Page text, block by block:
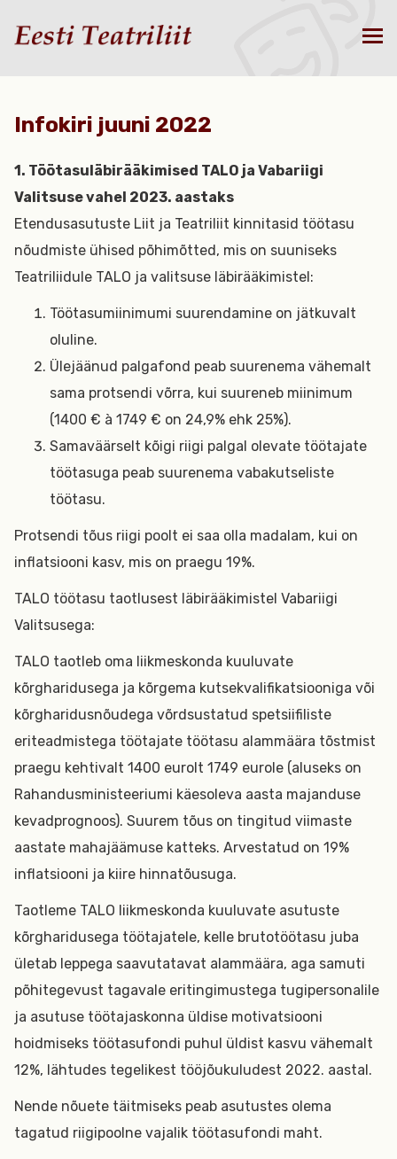
Infokiri juuni 2022
1. Töötasuläbirääkimised TALO ja Vabariigi
Valitsuse vahel 2023. aastaks
Etendusasutuste Liit ja Teatriliit kinnitasid töötasu
nõudmiste ühised põhimõtted, mis on suuniseks
Teatriliidule TALO ja valitsuse läbirääkimistel:
Töötasumiinimumi suurendamine on jätkuvalt
oluline.
Ülejäänud palgafond peab suurenema vähemalt
sama protsendi võrra, kui suureneb miinimum
(1400 € à 1749 € on 24,9% ehk 25%).
Samaväärselt kõigi riigi palgal olevate töötajate
töötasuga peab suurenema vabakutseliste
töötasu.
Protsendi tõus riigi poolt ei saa olla madalam, kui on
inflatsiooni kasv, mis on praegu 19%.
TALO töötasu taotlusest läbirääkimistel Vabariigi
Valitsusega:
TALO taotleb oma liikmeskonda kuuluvate
kõrgharidusega ja kõrgema kutsekvalifikatsiooniga või
kõrgharidusnõudega võrdsustatud spetsiifiliste
eriteadmistega töötajate töötasu alammäära tõstmist
praegu kehtivalt 1400 eurolt 1749 eurole (aluseks on
Rahandusministeeriumi käesoleva aasta majanduse
kevadprognoos). Suurem tõus on tingitud viimaste
aastate mahajäämuse katteks. Arvestatud on 19%
inflatsiooni ja kiire hinnatõusuga.
Taotleme TALO liikmeskonda kuuluvate asutuste
kõrgharidusega töötajatele, kelle brutotöötasu juba
ületab leppega saavutatavat alammäära, aga samuti
põhitegevust tagavale eritingimustega tugipersonalile
ja asutuse töötajaskonna üldise motivatsiooni
hoidmiseks töötasufondi puhul üldist kasvu vähemalt
12%, lähtudes tegelikest tööjõukuludest 2022. aastal.
Nende nõuete täitmiseks peab asutustes olema
tagatud riigipoolne vajalik töötasufondi maht.